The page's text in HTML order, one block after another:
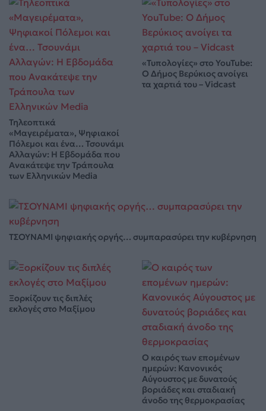
Τηλεοπτικά
«Μαγειρέματα», Ψηφιακοί
Πόλεμοι και ένα… Τσουνάμι
Αλλαγών: Η Εβδομάδα που
Ανακάτεψε την Τράπουλα
των Ελληνικών Media
«Τυπολογίες» στο YouTube:
Ο Δήμος Βερύκιος ανοίγει
τα χαρτιά του – Vidcast
ΤΣΟΥΝΑΜΙ ψηφιακής οργής… συμπαρασύρει την κυβέρνηση
Ξορκίζουν τις διπλές
εκλογές στο Μαξίμου
Ο καιρός των επομένων
ημερών: Κανονικός
Αύγουστος με δυνατούς
βοριάδες και σταδιακή
άνοδο της θερμοκρασίας